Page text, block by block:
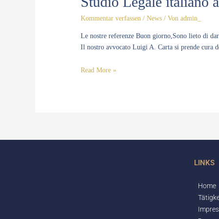
Kommentar verfassen /News / Vonadmin_
Le nostre referenze Buon giorno,Sono lieto di
Il nostro avvocato Luigi A. Carta si prende cura
Augsburg
Read More »
LINKS
Home